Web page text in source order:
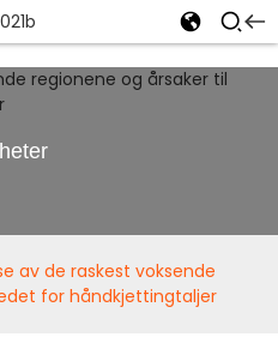
av de raskest voksende
for håndkjettingtaljer